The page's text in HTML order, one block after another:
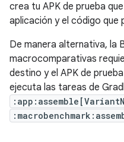
crea tu APK de prueba
aplicación y el código que
De manera alternativa, la
macrocomparativas
destino y el APK de
ejecuta las tareas de